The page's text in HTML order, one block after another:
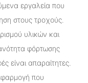
εργαλεία που
στους τροχούς.
υλικών και
φόρτωσης
είναι απαραίτητες.
που